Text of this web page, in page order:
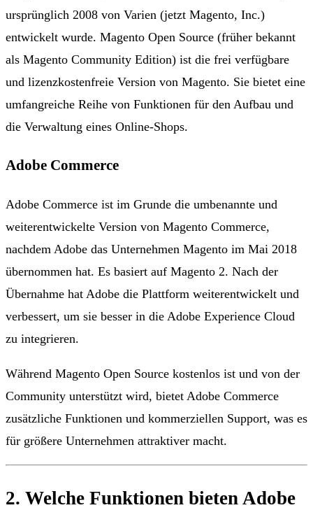
ursprünglich 2008 von Varien (jetzt Magento, Inc.)
entwickelt wurde. Magento Open Source (früher bekannt
als Magento Community Edition) ist die frei verfügbare
und lizenzkostenfreie Version von Magento. Sie bietet eine
umfangreiche Reihe von Funktionen für den Aufbau und
die Verwaltung eines Online-Shops.
Adobe Commerce
Adobe Commerce ist im Grunde die umbenannte und
weiterentwickelte Version von Magento Commerce,
nachdem Adobe das Unternehmen Magento im Mai 2018
übernommen hat. Es basiert auf Magento 2. Nach der
Übernahme hat Adobe die Plattform weiterentwickelt und
verbessert, um sie besser in die Adobe Experience Cloud
zu integrieren.
Während Magento Open Source kostenlos ist und von der
Community unterstützt wird, bietet Adobe Commerce
zusätzliche Funktionen und kommerziellen Support, was es
für größere Unternehmen attraktiver macht.
2. Welche Funktionen bieten Adobe